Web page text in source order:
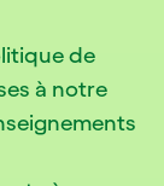
de
à notre